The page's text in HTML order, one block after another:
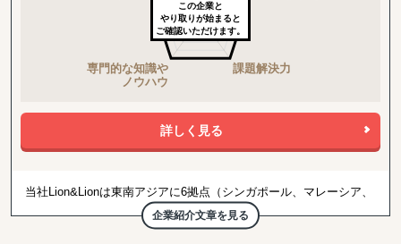
この企業と
やり取りが始まると
ご確認いただけます。
詳しく見る
企業紹介文章を見る
当社Lion&Lionは東南アジアに6拠点（シンガポール、マレーシア、
ベトナム、インドネシア、香港、台湾）を持つデジタルエージェン
シーとして活動しております。